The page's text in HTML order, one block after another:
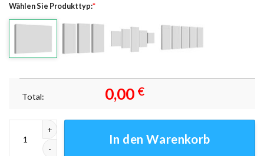
Wählen Sie Produkttyp:*
Total: 0,00 €
In den Warenkorb